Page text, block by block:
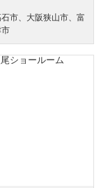
市、大阪狭山市、富